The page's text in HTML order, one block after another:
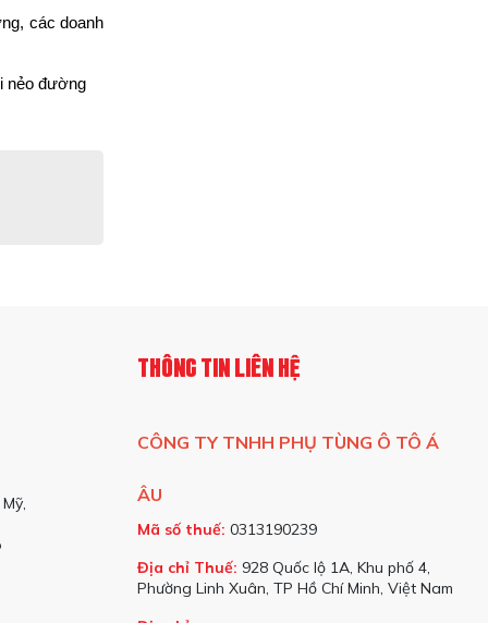
các doanh
nẻo đường
THÔNG TIN LIÊN HỆ
CÔNG TY TNHH PHỤ TÙNG Ô TÔ Á
ÂU
Mã số thuế: 0313190239
Địa chỉ Thuế: 928 Quốc lộ 1A, Khu phố 4,
Phường Linh Xuân, TP Hồ Chí Minh, Việt Nam